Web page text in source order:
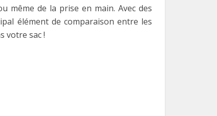
même de la prise en main. Avec des
élément de comparaison entre les
votre sac !